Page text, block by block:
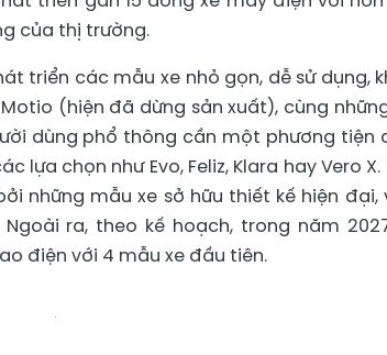
của thị trường.
triển các mẫu xe nhỏ gọn, dễ sử dụng,
(hiện đã dừng sản xuất), cùng
dùng phổ thông cần một phương tiện
lựa chọn như Evo, Feliz, Klara hay Vero X.
những mẫu xe sở hữu thiết kế hiện đại,
ra, theo kế hoạch, trong năm
điện với 4 mẫu xe đầu tiên.